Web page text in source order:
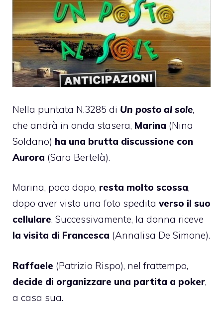
Nella puntata N.3285 di Un posto al sole,
che andrà in onda stasera, Marina (Nina
Soldano) ha una brutta discussione con
Aurora (Sara Bertelà).
Marina, poco dopo, resta molto scossa,
dopo aver visto una foto spedita verso il suo
cellulare. Successivamente, la donna riceve
la visita di Francesca (Annalisa De Simone).
Raffaele (Patrizio Rispo), nel frattempo,
decide di organizzare una partita a poker,
a casa sua.